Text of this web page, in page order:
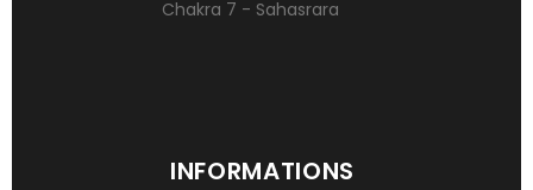
Chakra 7 - Sahasrara
INFORMATIONS